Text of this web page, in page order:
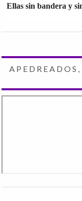
Ellas sin bandera y